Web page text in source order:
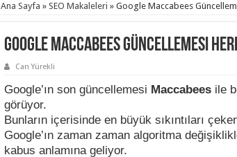
Ana Sayfa » SEO Makaleleri » Google Maccabees
Google Maccabees Güncellemesi
Can Yürekli
Google’ın son güncellemesi Maccabees ile
görüyor.
Bunların içerisinde en büyük sıkıntıları
Google’ın zaman zaman algoritma
kabus anlamına geliyor.